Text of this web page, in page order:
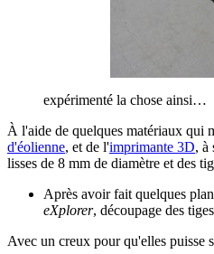
expérimenté la chose ainsi…
À l'aide de quelques matériaux qui
d'éolienne, et de l'imprimante 3D, à
lisses de 8 mm de diamètre et des
Après avoir fait quelques
eXplorer, découpage des
Avec un creux pour qu'elles puisse